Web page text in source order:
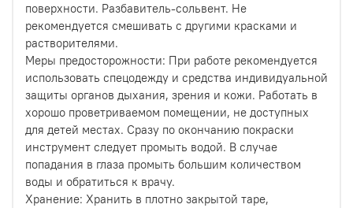
поверхности. Разбавитель-сольвент. Не
рекомендуется смешивать с другими красками и
растворителями.
Меры предосторожности: При работе рекомендуется
использовать спецодежду и средства индивидуальной
защиты органов дыхания, зрения и кожи. Работать в
хорошо проветриваемом помещении, не доступных
для детей местах. Сразу по окончанию покраски
инструмент следует промыть водой. В случае
попадания в глаза промыть большим количеством
воды и обратиться к врачу.
Хранение: Хранить в плотно закрытой таре,